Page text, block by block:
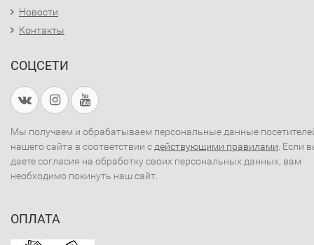
Новости
Контакты
СОЦСЕТИ
Мы получаем и обрабатываем персональные данные
нашего сайта в соответствии с действующими правилами . Если
даете согласия на обработку своих персональных данных, вам
необходимо покинуть наш сайт.
ОПЛАТА